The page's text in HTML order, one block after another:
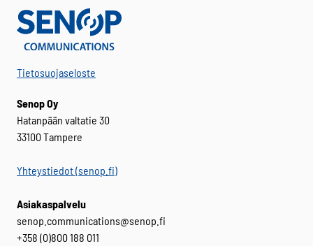
Tietosuojaseloste
Senop Oy
Hatanpään valtatie 30
33100 Tampere
Yhteystiedot (senop.fi)
Asiakaspalvelu
senop.communications@senop.fi
+358 (0)800 188 011